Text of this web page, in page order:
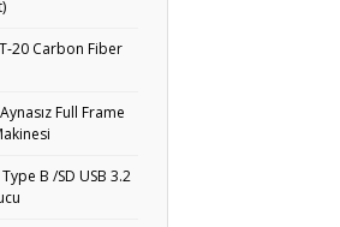
Carbon Fiber
Full Frame
B /SD USB 3.2